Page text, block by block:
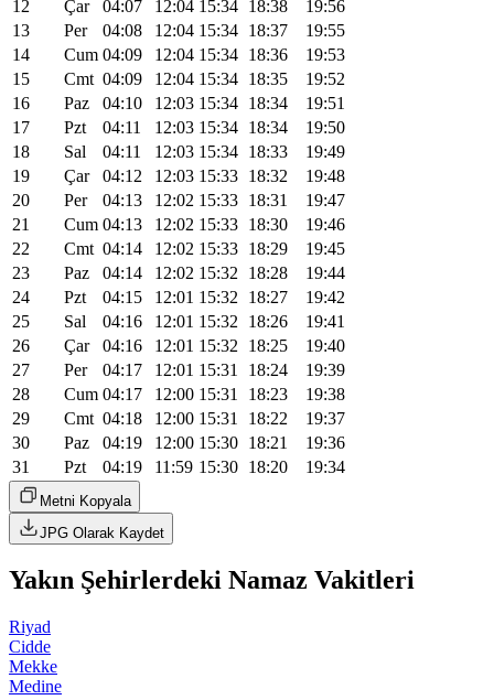
12
Çar 04:07 12:04 15:34 18:38
19:56
13
Per 04:08 12:04 15:34 18:37
19:55
14
Cum 04:09 12:04 15:34 18:36
19:53
15
Cmt 04:09 12:04 15:34 18:35
19:52
16
Paz 04:10 12:03 15:34 18:34
19:51
17
Pzt 04:11 12:03 15:34 18:34
19:50
18
Sal 04:11 12:03 15:34 18:33
19:49
19
Çar 04:12 12:03 15:33 18:32
19:48
20
Per 04:13 12:02 15:33 18:31
19:47
21
Cum 04:13 12:02 15:33 18:30
19:46
22
Cmt 04:14 12:02 15:33 18:29
19:45
23
Paz 04:14 12:02 15:32 18:28
19:44
24
Pzt 04:15 12:01 15:32 18:27
19:42
25
Sal 04:16 12:01 15:32 18:26
19:41
26
Çar 04:16 12:01 15:32 18:25
19:40
27
Per 04:17 12:01 15:31 18:24
19:39
28
Cum 04:17 12:00 15:31 18:23
19:38
29
Cmt 04:18 12:00 15:31 18:22
19:37
30
Paz 04:19 12:00 15:30 18:21
19:36
31
Pzt 04:19 11:59 15:30 18:20 19:34
Metni Kopyala
JPG Olarak Kaydet
Yakın Şehirlerdeki Namaz Vakitleri
Riyad
Cidde
Mekke
Medine